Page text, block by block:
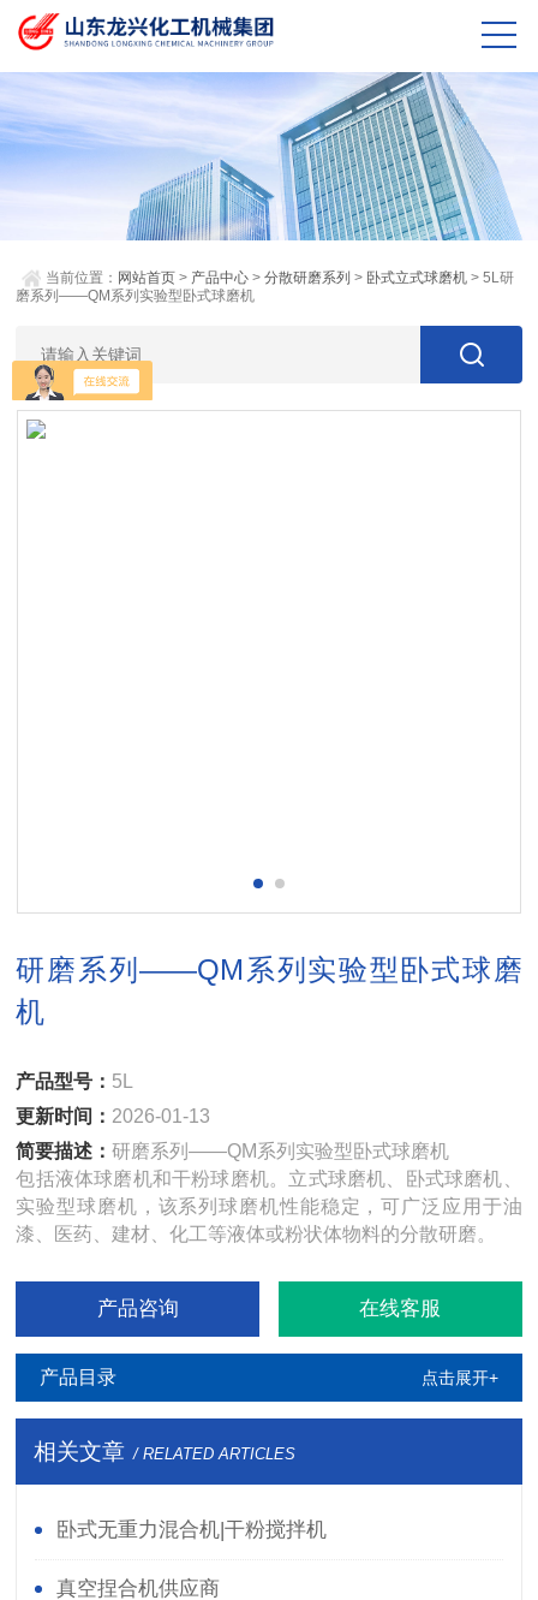
当前位置： 网站首页 > 产品中心 >分散研磨系列 > 卧式立式球磨机 > 5L研
磨系列——QM系列实验型卧式球磨机
研磨系列——QM系列实验型卧式球磨
机
产品型号： 5L
更新时间： 2026-01-13
简要描述：研磨系列——QM系列实验型卧式球磨机
包括液体球磨机和干粉球磨机。立式球磨机、卧式球磨机、
实验型球磨机，该系列球磨机性能稳定，可广泛应用于油
漆、医药、建材、化工等液体或粉状体物料的分散研磨。
产品咨询 在线客服
产品目录 点击展开+
相关文章 / RELATED ARTICLES
卧式无重力混合机|干粉搅拌机
真空捏合机供应商